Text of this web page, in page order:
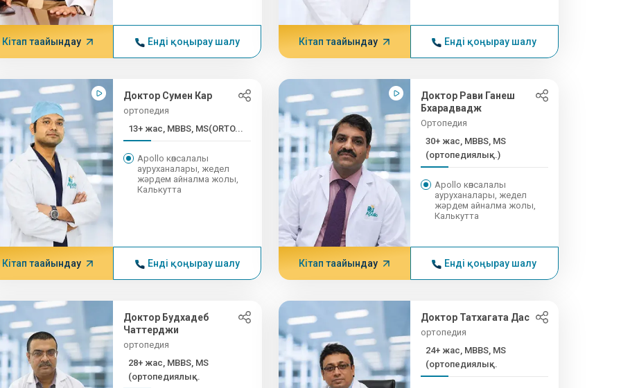
Кітап тағайындау Енді қоңырау шалу Кітап тағайындау Енді қоңырау шалу
Доктор Сумен Кар
ортопедия
13+ жас, MBBS, MS(ORTO...
Apollo көпсалалы
ауруханалары, жедел
жәрдем айналма жолы,
Калькутта
Кітап тағайындау Енді қоңырау шалу
Доктор Рави Ганеш
Бхарадвадж
Ортопедия
30+ жас, MBBS, MS
(ортопедиялық...)
Apollo көпсалалы
ауруханалары, жедел
жәрдем айналма жолы,
Калькутта
Кітап тағайындау Енді қоңырау шалу
Доктор Будхадеб
Чаттерджи
ортопедия
28+ жас, MBBS, MS
(ортопедиялық...
Доктор Татхагата Дас
ортопедия
24+ жас, MBBS, MS
(ортопедиялық...